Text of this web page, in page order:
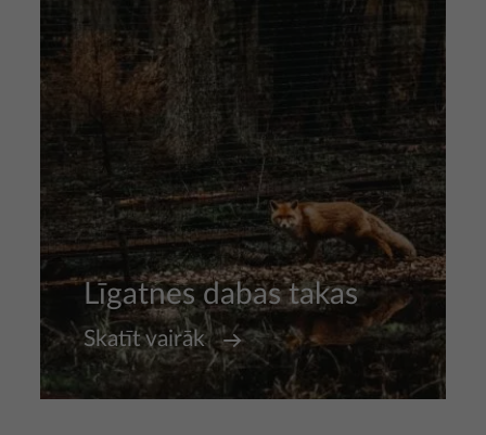
Līgatnes dabas takas
Skatīt vairāk